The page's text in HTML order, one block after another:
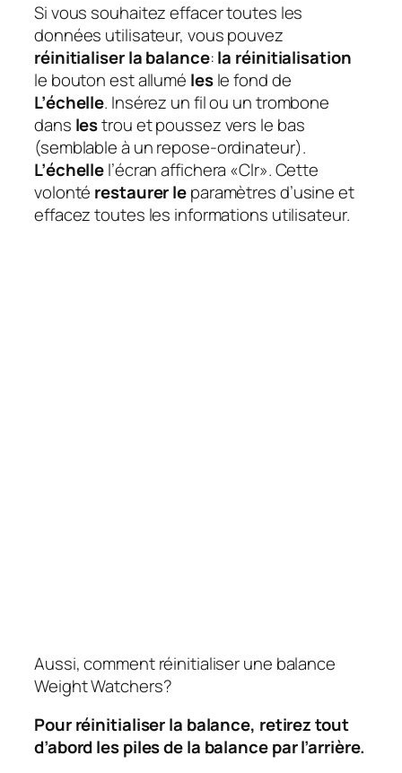
Si vous souhaitez effacer toutes les
données utilisateur, vous pouvez
réinitialiser la balance:la réinitialisation
le bouton est allumé lesle fond de
L’échelle. Insérez un fil ou un trombone
dans lestrou et poussez vers le bas
(semblable à un repose-ordinateur).
L’échellel’écran affichera «Clr». Cette
volonté restaurer leparamètres d’usine et
effacez toutes les informations utilisateur.
Aussi, comment réinitialiser une balance
Weight Watchers?
Pour réinitialiser la balance, retirez tout
d’abord les piles de la balance par l’arrière.